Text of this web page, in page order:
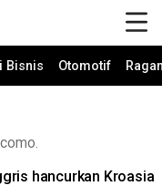
Bisnis Otomotif
hancurkan Kroasia